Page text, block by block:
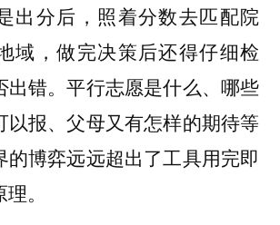
出分后，照着分数去匹配院
域，做完决策后还得仔细检
出错。平行志愿是什么、哪些
以报、父母又有怎样的期待等
的博弈远远超出了工具用完即
。